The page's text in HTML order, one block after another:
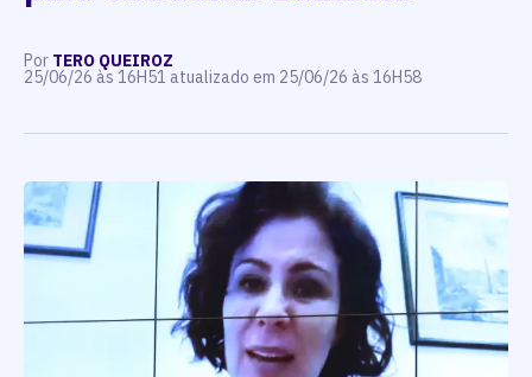
Por TERO QUEIROZ
25/06/26 às 16H51 atualizado em 25/06/26 às 16H58